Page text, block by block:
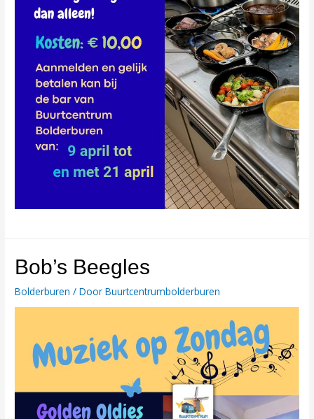
Bob’s Beegles
Bolderburen / DoorBuurtcentrumbolderburen